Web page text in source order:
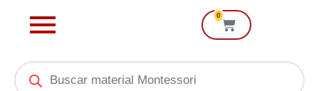
0
Cart
Products
search